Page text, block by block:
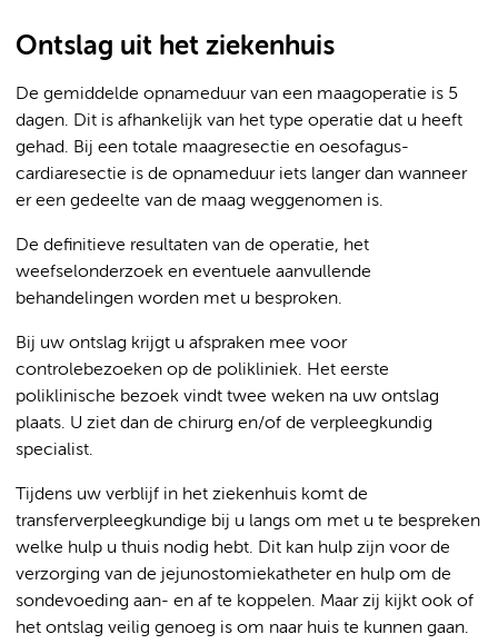
Ontslag uit het ziekenhuis
De gemiddelde opnameduur van een maagoperatie is 5
dagen. Dit is afhankelijk van het type operatie dat u heeft
gehad. Bij een totale maagresectie en oesofagus-
cardiaresectie is de opnameduur iets langer dan wanneer
er een gedeelte van de maag weggenomen is.
De definitieve resultaten van de operatie, het
weefselonderzoek en eventuele aanvullende
behandelingen worden met u besproken.
Bij uw ontslag krijgt u afspraken mee voor
controlebezoeken op de polikliniek. Het eerste
poliklinische bezoek vindt twee weken na uw ontslag
plaats. U ziet dan de chirurg en/of de verpleegkundig
specialist.
Tijdens uw verblijf in het ziekenhuis komt de
transferverpleegkundige bij u langs om met u te bespreken
welke hulp u thuis nodig hebt. Dit kan hulp zijn voor de
verzorging van de jejunostomiekatheter en hulp om de
sondevoeding aan- en af te koppelen. Maar zij kijkt ook of
het ontslag veilig genoeg is om naar huis te kunnen gaan.